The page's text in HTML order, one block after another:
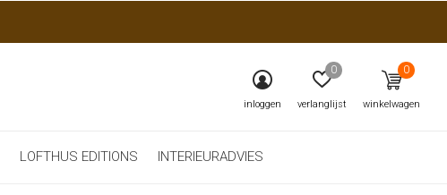
LOFTHUS EDITIONS INTERIEURADVIES
inloggen verlanglijst
0
winkelwagen
0